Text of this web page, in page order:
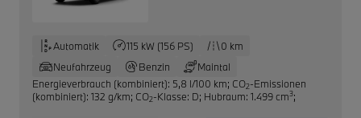
Automatik 115 kW (156 PS)
0 km
Neufahrzeug
Benzin
Maintal
Energieverbrauch (kombiniert): 5,8 l/100 km; CO2-Emissionen
(kombiniert): 132 g/km; CO2-Klasse: D; Hubraum: 1.499 cm3;